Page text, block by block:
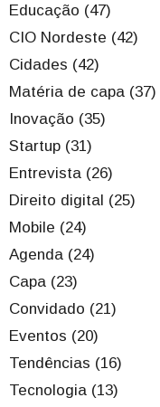
Educação (47)
CIO Nordeste (42)
Cidades (42)
Matéria de capa (37)
Inovação (35)
Startup (31)
Entrevista (26)
Direito digital (25)
Mobile (24)
Agenda (24)
Capa (23)
Convidado (21)
Eventos (20)
Tendências (16)
Tecnologia (13)